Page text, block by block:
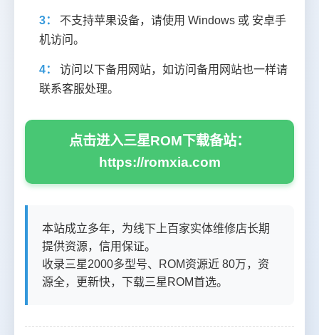
3：
不支持苹果设备，请使用 Windows 或 安卓手
机访问。
4：
访问以下备用网站，如访问备用网站也一样请
联系客服处理。
点击进入三星ROM下载备站：
https://romxia.com
本站成立多年，为线下上百家实体维修店长期
提供资源，信用保证。
收录三星2000多型号、ROM资源近 80万，资
源全，更新快，下载三星ROM首选。